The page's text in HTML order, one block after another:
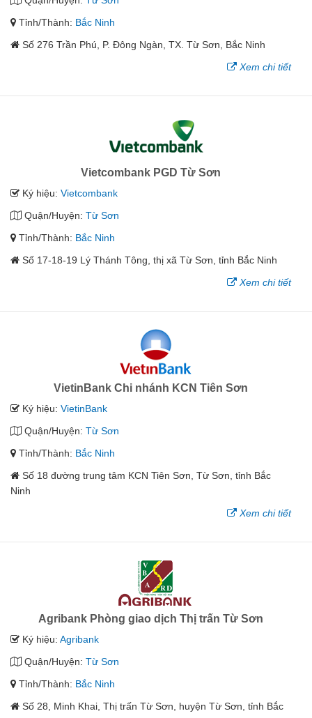
Tỉnh/Thành: Bắc Ninh
Số 276 Trần Phú, P. Đông Ngàn, TX. Từ Sơn, Bắc Ninh
Xem chi tiết
Vietcombank PGD Từ Sơn
Ký hiệu: Vietcombank
Quận/Huyện: Từ Sơn
Tỉnh/Thành: Bắc Ninh
Số 17-18-19 Lý Thánh Tông, thị xã Từ Sơn, tỉnh Bắc Ninh
Xem chi tiết
VietinBank Chi nhánh KCN Tiên Sơn
Ký hiệu: VietinBank
Quận/Huyện: Từ Sơn
Tỉnh/Thành: Bắc Ninh
Số 18 đường trung tâm KCN Tiên Sơn, Từ Sơn, tỉnh Bắc
Ninh
Xem chi tiết
Agribank Phòng giao dịch Thị trấn Từ Sơn
Ký hiệu: Agribank
Quận/Huyện: Từ Sơn
Tỉnh/Thành: Bắc Ninh
Số 28, Minh Khai, Thị trấn Từ Sơn, huyện Từ Sơn, tỉnh Bắc